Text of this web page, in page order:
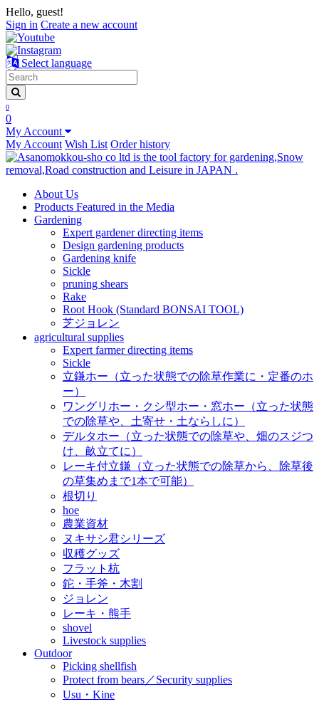
Hello, guest!
Sign in Create a new account
Select language
0
0
My Account
My Account Wish List Order history
About Us
Products Featured in the Media
Gardening
Expert gardener directing items
Design gardening products
Gardening knife
Sickle
pruning shears
Rake
Root Hook (Standard BONSAI TOOL)
芝ジョレン
agricultural supplies
Expert farmer directing items
Sickle
立鎌ホー（立った状態での除草作業に・定番のホ
ー）
ワングリホー・クシ型ホー・窓ホー（立った状態
での除草や、土寄せ・土ならしに）
デルタホー（立った状態での除草や、畑のスジつ
け、畝立てに）
レーキ付立鎌（立った状態での除草から、除草後
の草集めまで1本で可能）
根切り
hoe
農業資材
ヌキサシ君シリーズ
収穫グッズ
フラット杭
鉈・手斧・木割
ジョレン
レーキ・熊手
shovel
Livestock supplies
Outdoor
Picking shellfish
Protect from bears／Security supplies
Usu・Kine